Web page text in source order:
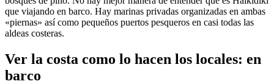
que viajando en barco. Hay marinas privadas organizadas en ambas
«piernas» así como pequeños puertos pesqueros en casi todas las
aldeas costeras.
Ver la costa como lo hacen los locales: en
barco